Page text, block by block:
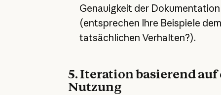
Genauigkeit der Dokumentation
(entsprechen Ihre Beispiele dem
tatsächlichen Verhalten?).
5. Iteration basierend auf
Nutzung